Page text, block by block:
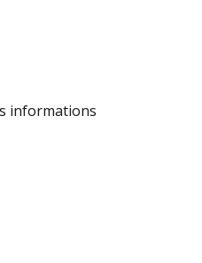
informations